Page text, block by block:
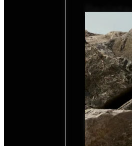
Ver